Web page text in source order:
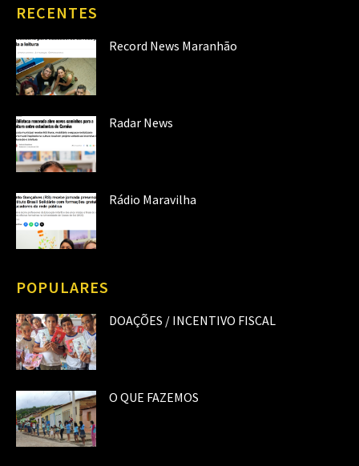
RECENTES
Record News Maranhão
Radar News
Rádio Maravilha
POPULARES
DOAÇÕES / INCENTIVO FISCAL
O QUE FAZEMOS